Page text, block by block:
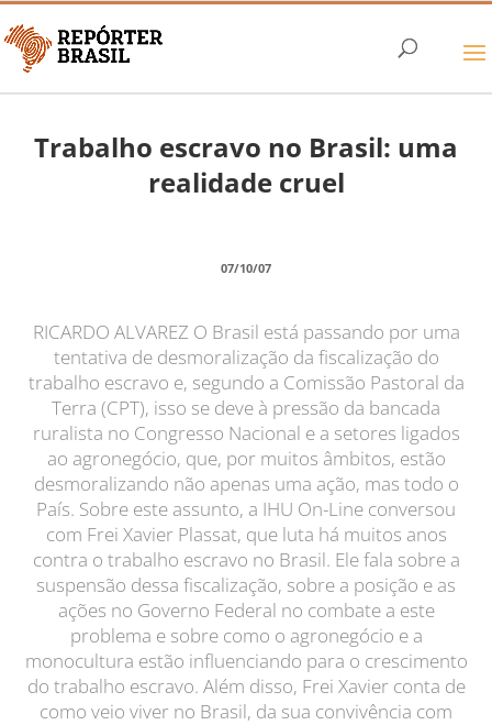
Trabalho escravo no Brasil: uma
realidade cruel
07/10/07
RICARDO ALVAREZ O Brasil está passando por uma
tentativa de desmoralização da fiscalização do
trabalho escravo e, segundo a Comissão Pastoral da
Terra (CPT), isso se deve à pressão da bancada
ruralista no Congresso Nacional e a setores ligados
ao agronegócio, que, por muitos âmbitos, estão
desmoralizando não apenas uma ação, mas todo o
País. Sobre este assunto, a IHU On-Line conversou
com Frei Xavier Plassat, que luta há muitos anos
contra o trabalho escravo no Brasil. Ele fala sobre a
suspensão dessa fiscalização, sobre a posição e as
ações no Governo Federal no combate a este
problema e sobre como o agronegócio e a
monocultura estão influenciando para o crescimento
do trabalho escravo. Além disso, Frei Xavier conta de
como veio viver no Brasil, da sua convivência com